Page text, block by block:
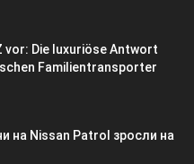
vor: Die luxuriöse Antwort
Familientransporter
на Nissan Patrol зросли на